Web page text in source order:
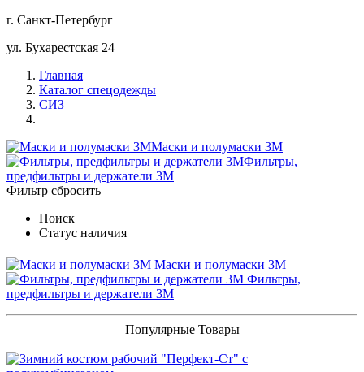
г. Санкт-Петербург
ул. Бухарестская 24
Главная
Каталог спецодежды
СИЗ
Маски и полумаски 3М
Фильтры,
предфильтры и держатели 3М
Фильтр сбросить
Поиск
Статус наличия
Маски и полумаски 3М
Фильтры,
предфильтры и держатели 3М
Популярные Товары